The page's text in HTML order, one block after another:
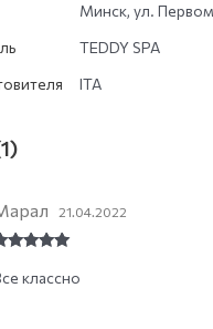
Минск, ул.
TEDDY SPA
ITA
5
21.04.2022
классно